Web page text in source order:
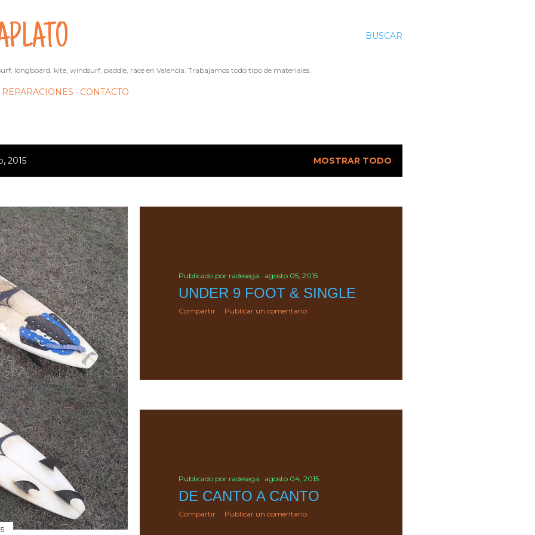
BUSCAR
longboard, kite, windsurf, paddle, race en Valencia. Trabajamos todo tipo de materiales.
REPARACIONES CONTACTO
2015 MOSTRAR TODO
Publicado por radesega agosto 05, 2015
UNDER 9 FOOT & SINGLE
Compartir Publicar un comentario
Publicado por radesega agosto 04, 2015
DE CANTO A CANTO
Compartir Publicar un comentario